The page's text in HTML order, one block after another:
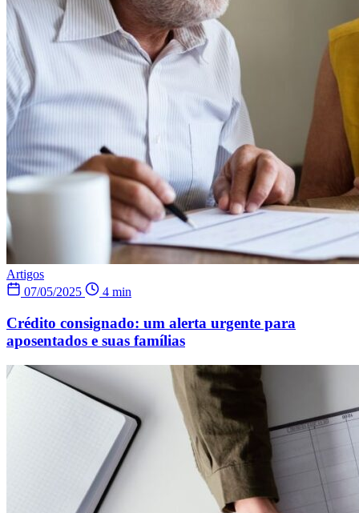
Artigos
07/05/2025
4 min
Crédito consignado: um alerta urgente para
aposentados e suas famílias